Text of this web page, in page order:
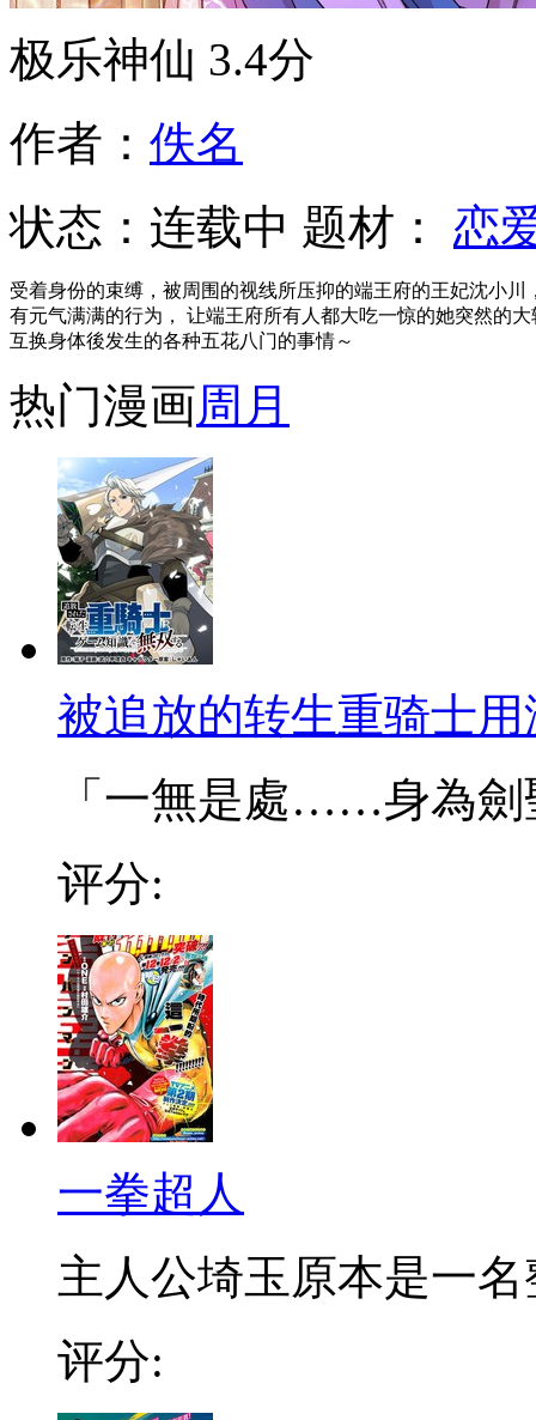
极乐神仙 3.4分
作者： 佚名
状态： 连载中 题材： 恋
受着身份的束缚，被周围的视线所压抑的端王府的王妃沈小
有元气满满的行为， 让端王府所有人都大吃一惊的她突然的
互换身体後发生的各种五花八门的事情～
热门漫画周 月
被追放的转生重骑士
「一無是處……身為劍
评分:
一拳超人
主人公埼玉原本是一名
评分: